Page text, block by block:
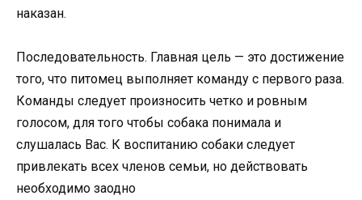
наказан.
Последовательность. Главная цель — это достижение
того, что питомец выполняет команду с первого раза.
Команды следует произносить четко и ровным
голосом, для того чтобы собака понимала и
слушалась Вас. К воспитанию собаки следует
привлекать всех членов семьи, но действовать
необходимо заодно